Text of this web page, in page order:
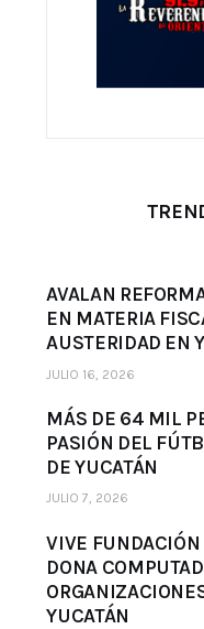
AVALAN
EN MATERIA
AUSTERIDAD EN
JULIO 16, 2026
MÁS DE 64 MIL
PASIÓN DEL
DE YUCATÁN
JULIO 7, 2026
VIVE
DONA
YUCATÁN